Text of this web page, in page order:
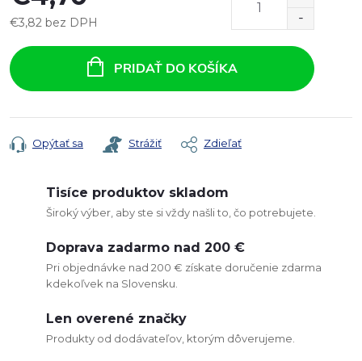
€3,82 bez DPH
cena:
PRIDAŤ DO KOŠÍKA
Opýtať sa Strážiť Zdieľať
Tisíce produktov skladom
Široký výber, aby ste si vždy našli to, čo potrebujete.
Doprava zadarmo nad 200 €
Pri objednávke nad 200 € získate doručenie zdarma
kdekoľvek na Slovensku.
Len overené značky
Produkty od dodávateľov, ktorým dôverujeme.